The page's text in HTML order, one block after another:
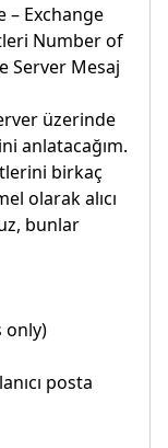
– Exchange
Number of
Server Mesaj
üzerinde
anlatacağım.
birkaç
olarak alıcı
bunlar
only)
posta